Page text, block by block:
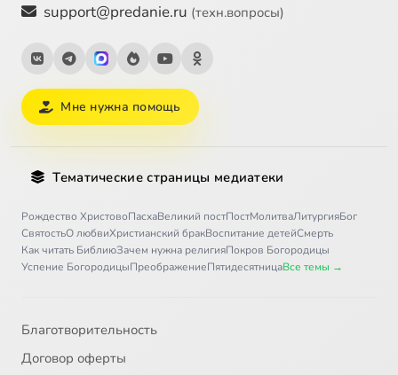
support@predanie.ru (техн.вопросы)
Мне нужна помощь
Тематические страницы медиатеки
Рождество ХристовоПасхаВеликий постПостМолитваЛитургияБог
СвятостьО любвиХристианский бракВоспитание детейСмерть
Как читать БиблиюЗачем нужна религияПокров Богородицы
Успение БогородицыПреображениеПятидесятницаВсе темы →
Благотворительность
Договор оферты